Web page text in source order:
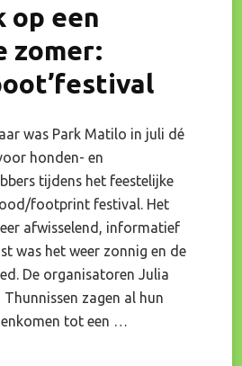
op een
zomer:
was Park Matilo in juli dé
honden- en
tijdens het feestelijke
footprint festival. Het
afwisselend, informatief
was het weer zonnig en de
De organisatoren Julia
zagen al hun
tot een …